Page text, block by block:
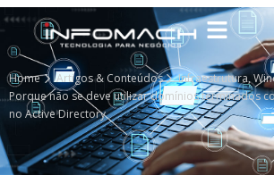
Home Artigos & Conteúdos Infraestrutura,
Porque não se deve utilizar domínios terminados
no Active Directory